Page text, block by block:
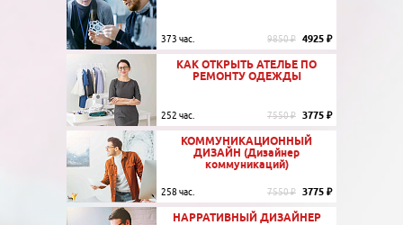
373 час. 9850 ₽ 4925 ₽
КАК ОТКРЫТЬ АТЕЛЬЕ ПО
РЕМОНТУ ОДЕЖДЫ
252 час. 7550 ₽ 3775 ₽
КОММУНИКАЦИОННЫЙ
ДИЗАЙН (Дизайнер
коммуникаций)
258 час. 7550 ₽ 3775 ₽
НАРРАТИВНЫЙ ДИЗАЙНЕР